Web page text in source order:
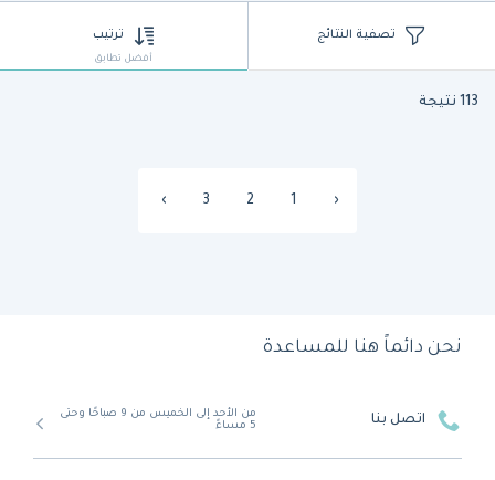
تصفية النتائج ترتيب
أفضل تطابق
113 نتيجة
‹
1
2
3
›
نحن دائماً هنا للمساعدة
اتصل بنا
من الأحد إلى الخميس من 9 صباحًا وحتى
5 مساءً